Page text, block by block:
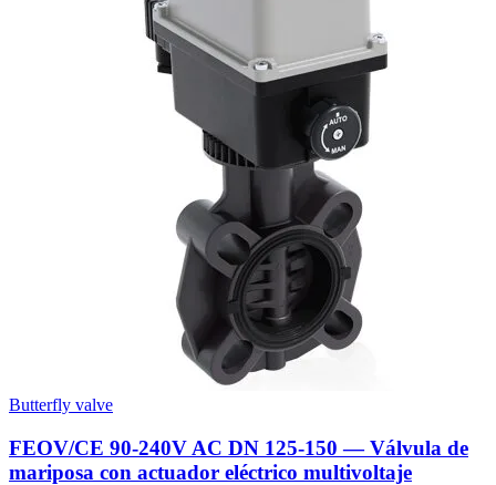
Butterfly valve
FEOV/CE 90-240V AC DN 125-150 — Válvula de
mariposa con actuador eléctrico multivoltaje